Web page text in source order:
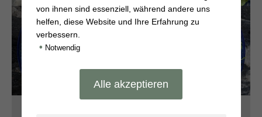
WEITERLESEN
von ihnen sind essenziell, während andere uns
helfen, diese Website und Ihre Erfahrung zu
verbessern.
• Notwendig